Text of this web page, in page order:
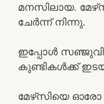
മനസിലായ.
ചേർന്ന് നിന്നു.
ഇപ്പോൾ
കുണ്ടികൾക്ക്
മേഴ്‌സിയെ ഓരോ